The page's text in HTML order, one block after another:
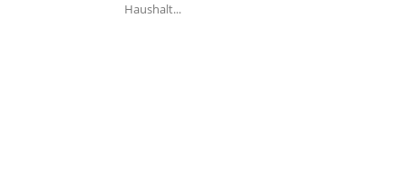
Haushalt...